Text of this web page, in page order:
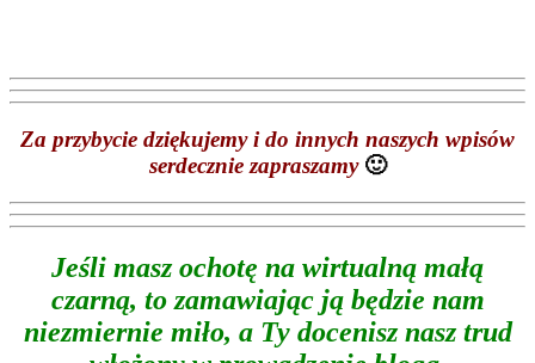
Za przybycie dziękujemy i do innych naszych wpisów
serdecznie zapraszamy🙂
Jeśli masz ochotę na wirtualną małą
czarną, to zamawiając ją będzie nam
niezmiernie miło, a Ty docenisz nasz trud